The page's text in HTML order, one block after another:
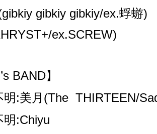
gibkiy gibkiy/ex.蜉蝣)
ex.SCREW)
BAND】
明:美月(The THIRTEEN/
:Chiyu